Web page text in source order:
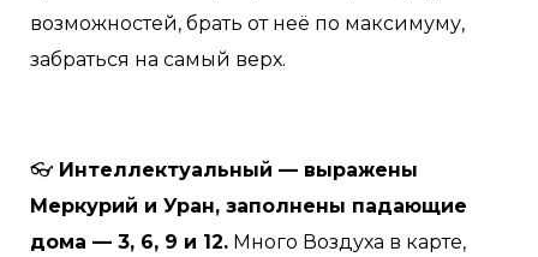
возможностей, брать от неё по максимуму,
забраться на самый верх.
👓 Интеллектуальный — выражены
Меркурий и Уран, заполнены падающие
дома — 3, 6, 9 и 12. Много Воздуха в карте,